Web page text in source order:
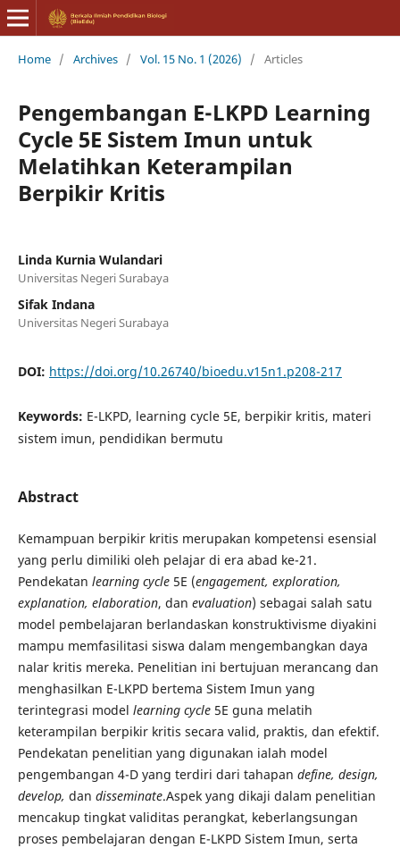
Home / Archives / Vol. 15 No. 1 (2026) / Articles
Pengembangan E-LKPD Learning
Cycle 5E Sistem Imun untuk
Melatihkan Keterampilan
Berpikir Kritis
Linda Kurnia Wulandari
Universitas Negeri Surabaya
Sifak Indana
Universitas Negeri Surabaya
DOI: https://doi.org/10.26740/bioedu.v15n1.p208-217
Keywords: E-LKPD, learning cycle 5E, berpikir kritis, materi
sistem imun, pendidikan bermutu
Abstract
Kemampuan berpikir kritis merupakan kompetensi esensial
yang perlu dimiliki oleh pelajar di era abad ke-21.
Pendekatan learning cycle5E (engagement, exploration,
explanation, elaboration, dan evaluation) sebagai salah satu
model pembelajaran berlandaskan konstruktivisme diyakini
mampu memfasilitasi siswa dalam mengembangkan daya
nalar kritis mereka. Penelitian ini bertujuan merancang dan
menghasilkan E-LKPD bertema Sistem Imun yang
terintegrasi model learning cycle5E guna melatih
keterampilan berpikir kritis secara valid, praktis, dan efektif.
Pendekatan penelitian yang digunakan ialah model
pengembangan 4-D yang terdiri dari tahapan define, design,
develop, dan disseminate.Aspek yang dikaji dalam penelitian
mencakup tingkat validitas perangkat, keberlangsungan
proses pembelajaran dengan E-LKPD Sistem Imun, serta